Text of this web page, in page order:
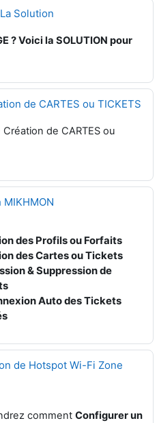
Solution
? Voici la SOLUTION pour
de CARTES ou TICKETS
de CARTES ou
MIKHMON
des Profils ou Forfaits
des Cartes ou Tickets
& Suppression de
Auto des Tickets
de Hotspot Wi-Fi Zone
comment Configurer un